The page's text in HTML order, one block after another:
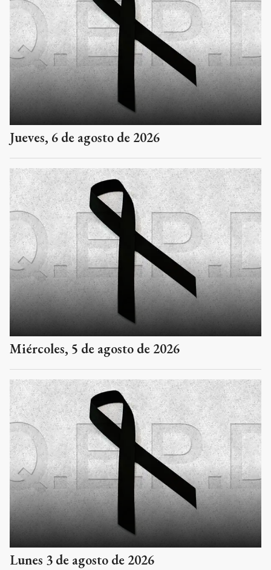
Jueves, 6 de agosto de 2026
Miércoles, 5 de agosto de 2026
Lunes 3 de agosto de 2026